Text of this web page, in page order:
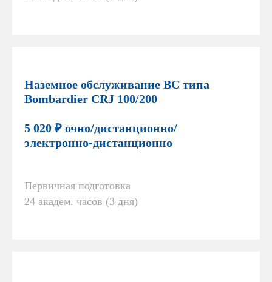
Наземное обслуживание ВС типа
Bombardier CRJ 100/200
5 020 ₽ очно/дистанционно/
электронно-дистанционно
Первичная подготовка
24 академ. часов (3 дня)